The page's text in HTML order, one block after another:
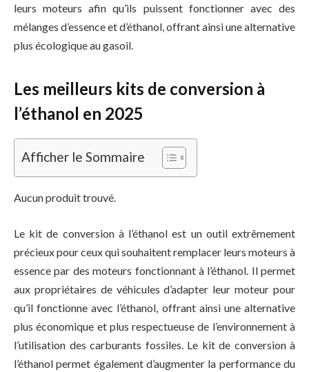
leurs moteurs afin qu’ils puissent fonctionner avec des
mélanges d’essence et d’éthanol, offrant ainsi une alternative
plus écologique au gasoil.
Les meilleurs kits de conversion à
l’éthanol en 2025
Afficher le Sommaire
Aucun produit trouvé.
Le kit de conversion à l’éthanol est un outil extrêmement
précieux pour ceux qui souhaitent remplacer leurs moteurs à
essence par des moteurs fonctionnant à l’éthanol. Il permet
aux propriétaires de véhicules d’adapter leur moteur pour
qu’il fonctionne avec l’éthanol, offrant ainsi une alternative
plus économique et plus respectueuse de l’environnement à
l’utilisation des carburants fossiles. Le kit de conversion à
l’éthanol permet également d’augmenter la performance du